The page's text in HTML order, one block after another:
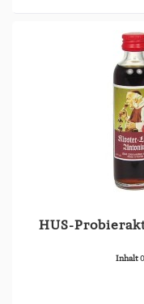
HUS-
Inhalt